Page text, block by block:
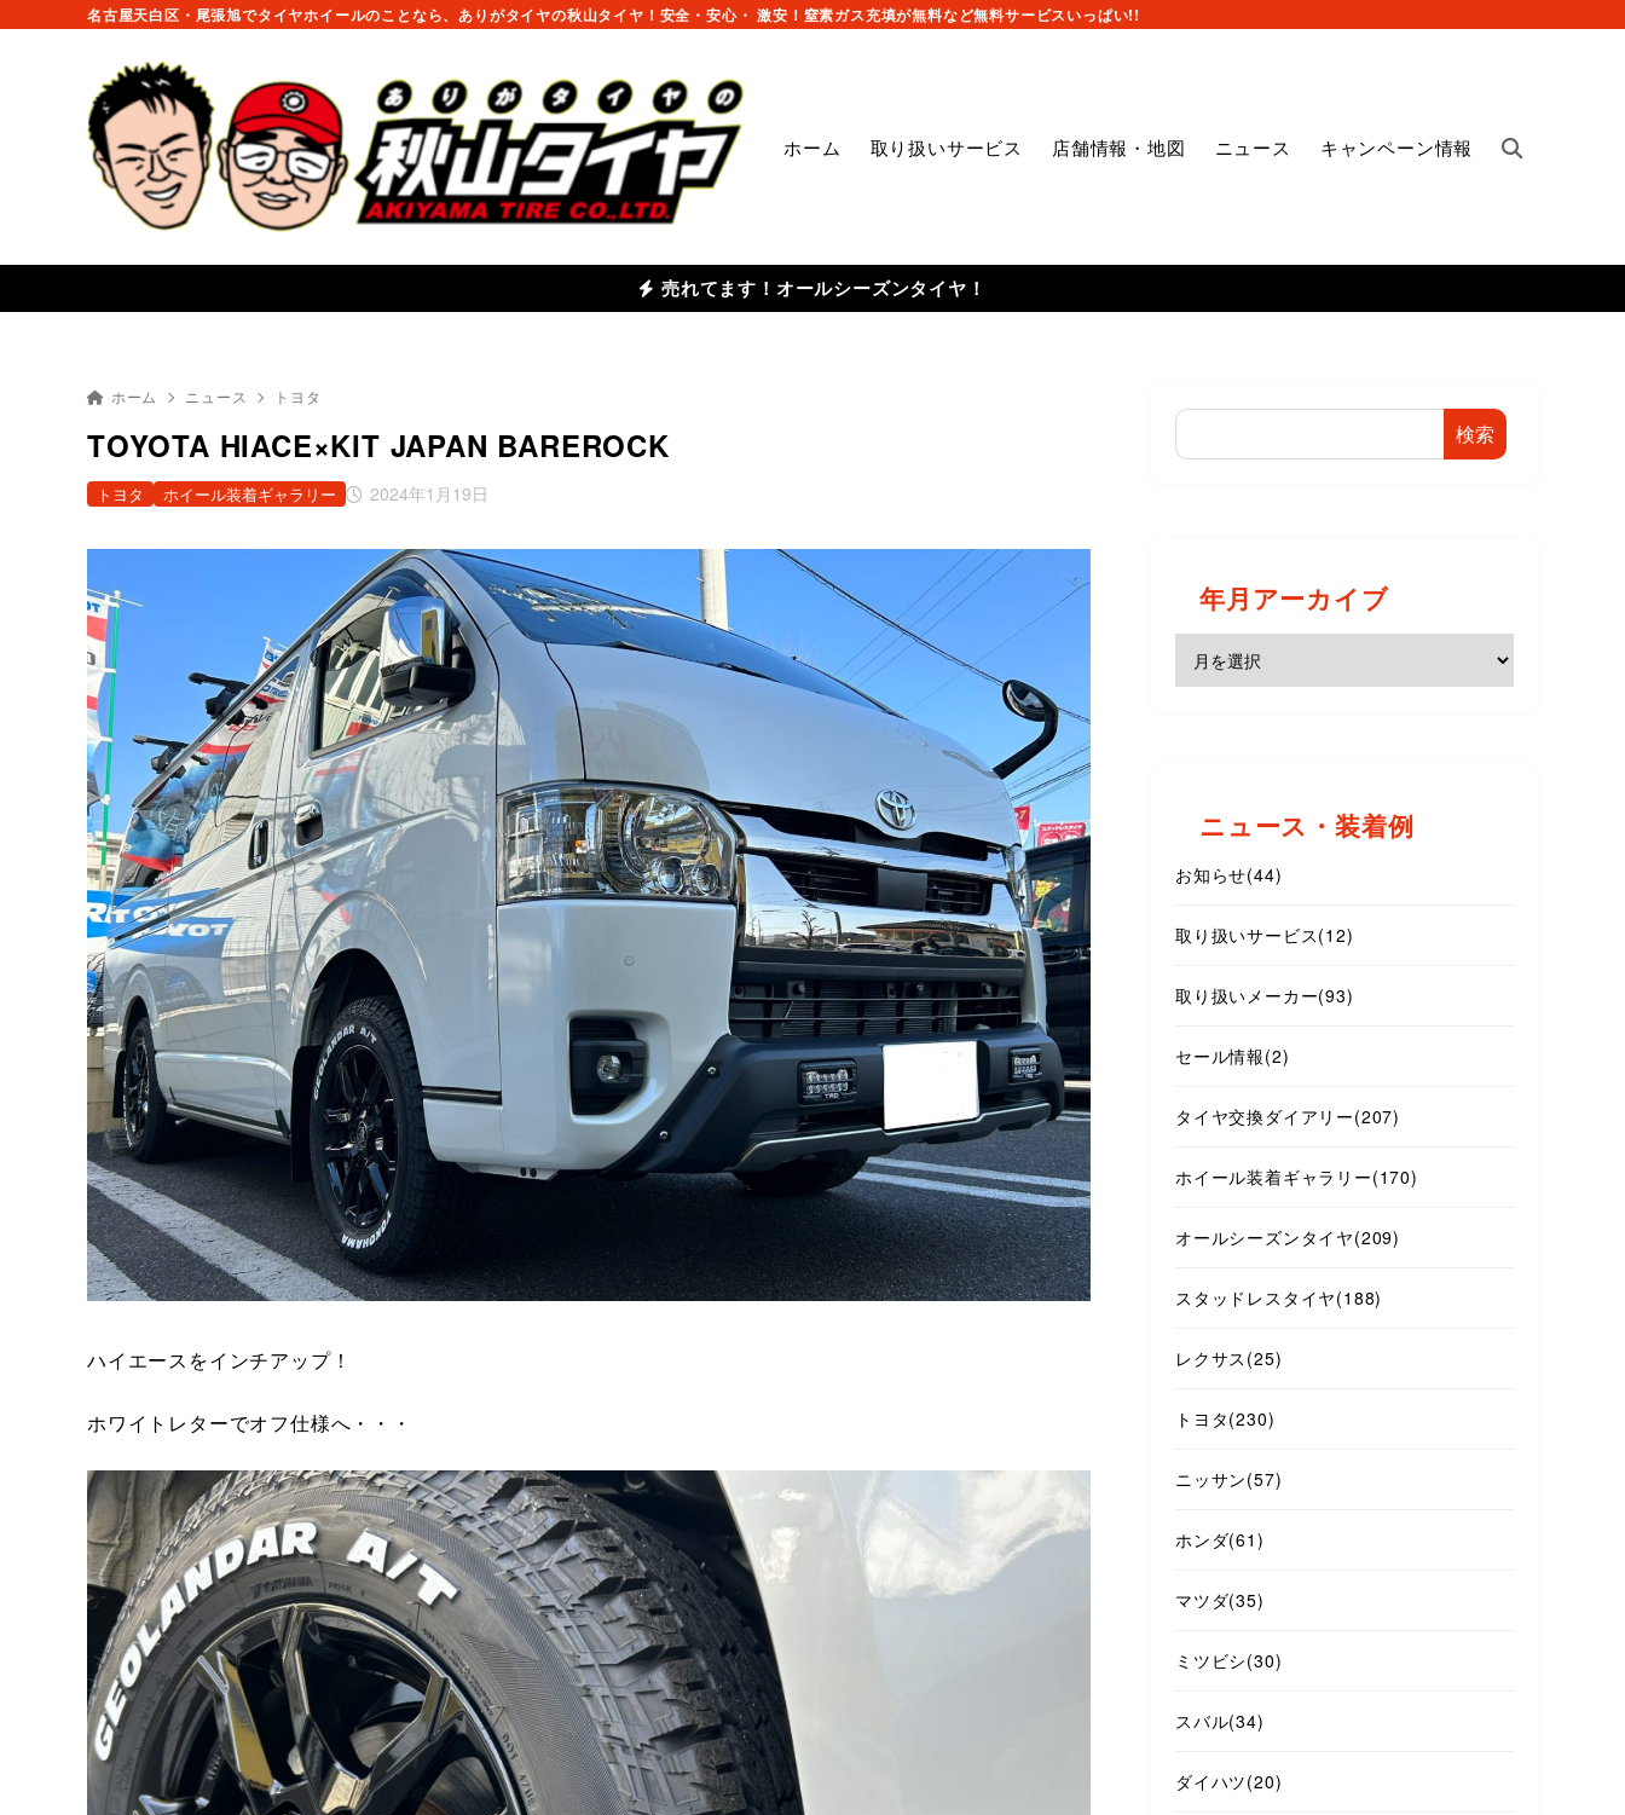
名古屋天白区・尾張旭でタイヤホイールのことなら、ありがタイヤの秋山タイヤ！安全・安心・ 激安！窒素ガス充填が無料など無料サービスいっぱい!!
ホーム 取り扱いサービス 店舗情報・地図 ニュース キャンペーン情報
売れてます！オールシーズンタイヤ！
ホーム ニュース トヨタ
TOYOTA HIACE×KIT JAPAN BAREROCK
2024年1月19日
トヨタ ホイール装着ギャラリー
ハイエースをインチアップ！
ホワイトレターでオフ仕様へ・・・
検索
年月アーカイブ
ニュース・装着例
お知らせ(44)
取り扱いサービス(12)
取り扱いメーカー(93)
セール情報(2)
タイヤ交換ダイアリー(207)
ホイール装着ギャラリー(170)
オールシーズンタイヤ(209)
スタッドレスタイヤ(188)
レクサス (25)
トヨタ(230)
ニッサン(57)
ホンダ(61)
マツダ(35)
ミツビシ(30)
スバル(34)
ダイハツ(20)